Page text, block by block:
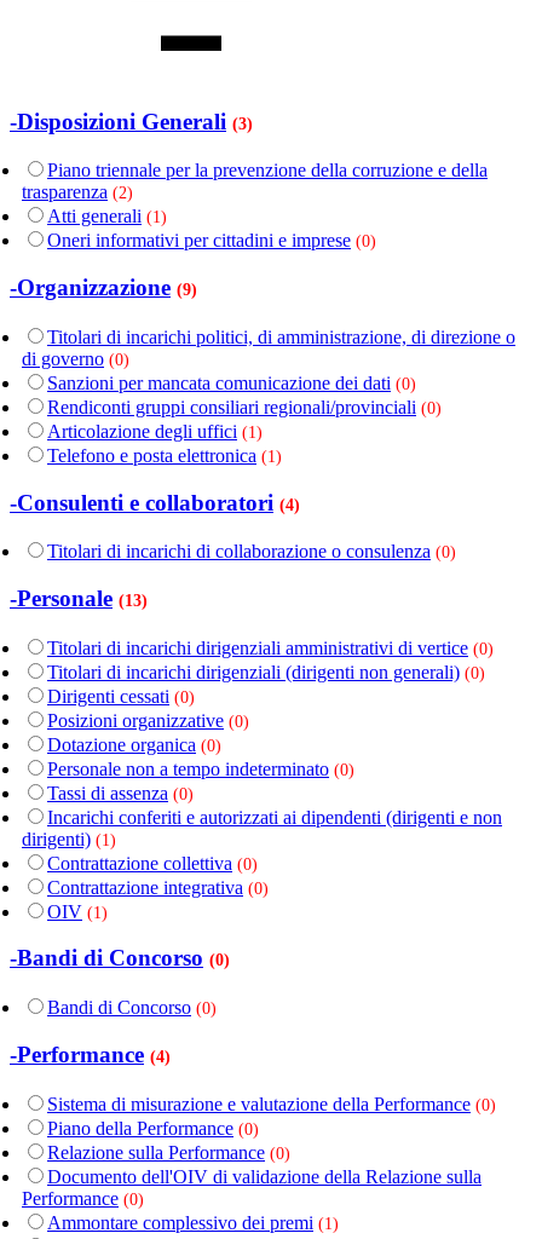
-Disposizioni Generali (3)
Piano triennale per la prevenzione della corruzione e della
trasparenza (2)
Atti generali (1)
Oneri informativi per cittadini e imprese (0)
-Organizzazione (9)
Titolari di incarichi politici, di amministrazione, di direzione o
di governo (0)
Sanzioni per mancata comunicazione dei dati (0)
Rendiconti gruppi consiliari regionali/provinciali (0)
Articolazione degli uffici (1)
Telefono e posta elettronica (1)
-Consulenti e collaboratori (4)
Titolari di incarichi di collaborazione o consulenza (0)
-Personale (13)
Titolari di incarichi dirigenziali amministrativi di vertice (0)
Titolari di incarichi dirigenziali (dirigenti non generali) (0)
Dirigenti cessati (0)
Posizioni organizzative (0)
Dotazione organica (0)
Personale non a tempo indeterminato (0)
Tassi di assenza (0)
Incarichi conferiti e autorizzati ai dipendenti (dirigenti e non
dirigenti) (1)
Contrattazione collettiva (0)
Contrattazione integrativa (0)
OIV (1)
-Bandi di Concorso (0)
Bandi di Concorso (0)
-Performance (4)
Sistema di misurazione e valutazione della Performance (0)
Piano della Performance (0)
Relazione sulla Performance (0)
Documento dell'OIV di validazione della Relazione sulla
Performance (0)
Ammontare complessivo dei premi (1)